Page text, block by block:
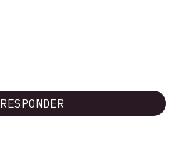
RESPONDER